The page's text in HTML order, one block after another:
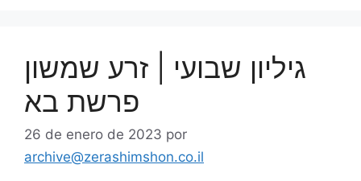
גיליון שבועי | זרע שמשון
פרשת בא
26 de enero de 2023 por
archive@zerashimshon.co.il